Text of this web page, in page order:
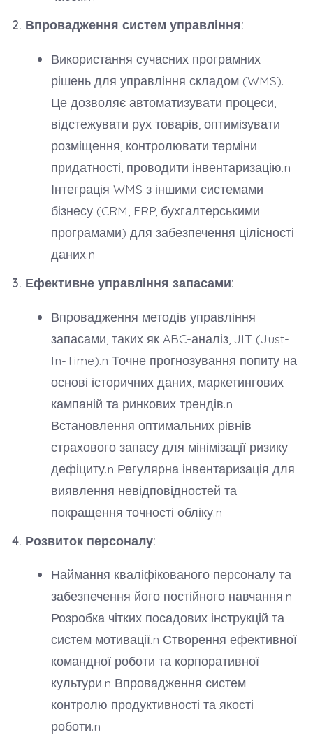
2. Впровадження систем управління:
Використання сучасних програмних
рішень для управління складом (WMS).
Це дозволяє автоматизувати процеси,
відстежувати рух товарів, оптимізувати
розміщення, контролювати терміни
придатності, проводити інвентаризацію.n
Інтеграція WMS з іншими системами
бізнесу (CRM, ERP, бухгалтерськими
програмами) для забезпечення цілісності
даних.n
3. Ефективне управління запасами:
Впровадження методів управління
запасами, таких як ABC-аналіз, JIT (Just-
In-Time).n Точне прогнозування попиту на
основі історичних даних, маркетингових
кампаній та ринкових трендів.n
Встановлення оптимальних рівнів
страхового запасу для мінімізації ризику
дефіциту.n Регулярна інвентаризація для
виявлення невідповідностей та
покращення точності обліку.n
4. Розвиток персоналу:
Наймання кваліфікованого персоналу та
забезпечення його постійного навчання.n
Розробка чітких посадових інструкцій та
систем мотивації.n Створення ефективної
командної роботи та корпоративної
культури.n Впровадження систем
контролю продуктивності та якості
роботи.n